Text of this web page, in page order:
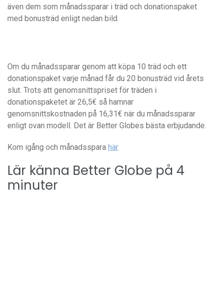
även dem som månadssparar i träd och donationspaket
med bonusträd enligt nedan bild.
Om du månadssparar genom att köpa 10 träd och ett
donationspaket varje månad får du 20 bonusträd vid årets
slut. Trots att genomsnittspriset för träden i
donationspaketet är 26,5€ så hamnar
genomsnittskostnaden på 16,31€ när du månadssparar
enligt ovan modell. Det är Better Globes bästa erbjudande.
Kom igång och månadsspara här.
Lär känna Better Globe på 4
minuter